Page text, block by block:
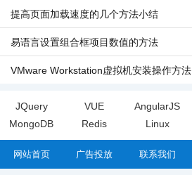
提高页面加载速度的几个方法小结
易语言设置组合框项目数值的方法
VMware Workstation虚拟机安装操作方法
JQuery VUE AngularJS
MongoDB
Redis Linux
网站首页 广告投放 联系我们